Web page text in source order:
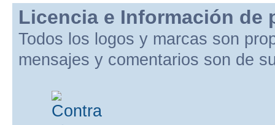
Licencia e Información de
Todos los logos y marcas son
mensajes y comentarios son de